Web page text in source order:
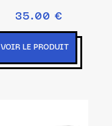
35.00 €
VOIR LE PRODUIT